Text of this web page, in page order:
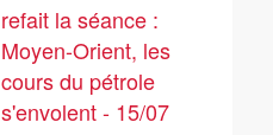
refait la séance :
Moyen-Orient, les
cours du pétrole
s'envolent - 15/07